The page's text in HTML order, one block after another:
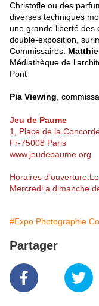
Christofle ou des
diverses techniques
une grande liberté des
double-exposition,
Commissaires:
Médiathèque de
Pont
Pia Viewing ,
Jeu de Paume
1, Place de la
Fr-75008 Paris
www.jeudepaume.org
Horaires
Mercredi a dimanche
#Expo Photographie
Partager